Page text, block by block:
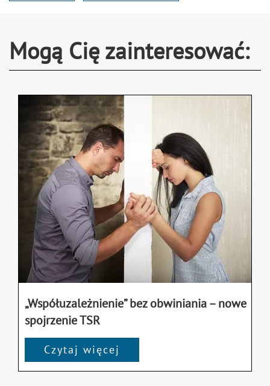
Mogą Cię zainteresować:
„Współuzależnienie” bez obwiniania – nowe
spojrzenie TSR
Czytaj więcej